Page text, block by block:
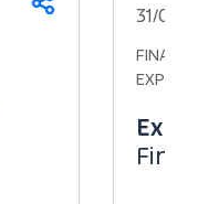
Deel
31/08/